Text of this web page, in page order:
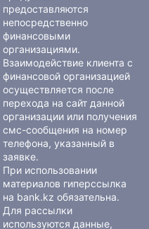
предоставляются
непосредственно
финансовыми
организациями.
Взаимодействие клиента с
финансовой организацией
осуществляется после
перехода на сайт данной
организации или получения
смс-сообщения на номер
телефона, указанный в
заявке.
При использовании
материалов гиперссылка
на bank.kz обязательна.
Для рассылки
используются данные,